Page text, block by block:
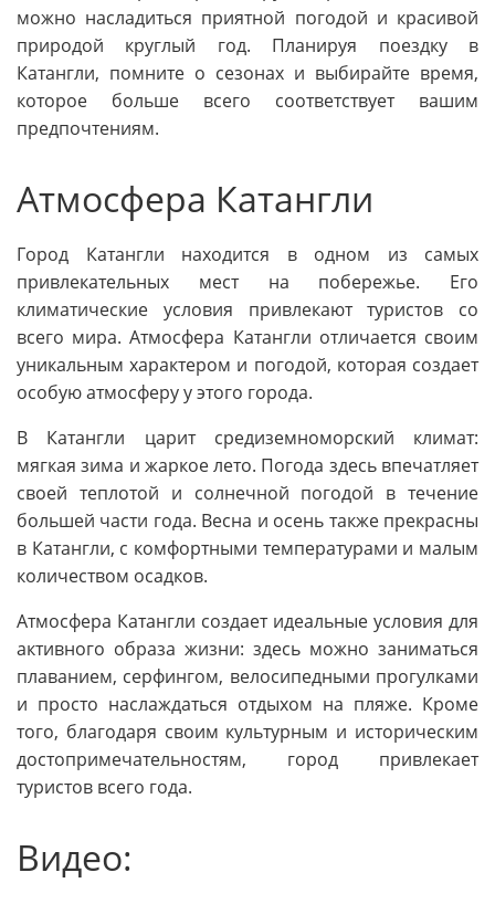
можно насладиться приятной погодой и красивой
природой круглый год. Планируя поездку в
Катангли, помните о сезонах и выбирайте время,
которое больше всего соответствует вашим
предпочтениям.
Атмосфера Катангли
Город Катангли находится в одном из самых
привлекательных мест на побережье. Его
климатические условия привлекают туристов со
всего мира. Атмосфера Катангли отличается своим
уникальным характером и погодой, которая создает
особую атмосферу у этого города.
В Катангли царит средиземноморский климат:
мягкая зима и жаркое лето. Погода здесь впечатляет
своей теплотой и солнечной погодой в течение
большей части года. Весна и осень также прекрасны
в Катангли, с комфортными температурами и малым
количеством осадков.
Атмосфера Катангли создает идеальные условия для
активного образа жизни: здесь можно заниматься
плаванием, серфингом, велосипедными прогулками
и просто наслаждаться отдыхом на пляже. Кроме
того, благодаря своим культурным и историческим
достопримечательностям, город привлекает
туристов всего года.
Видео: